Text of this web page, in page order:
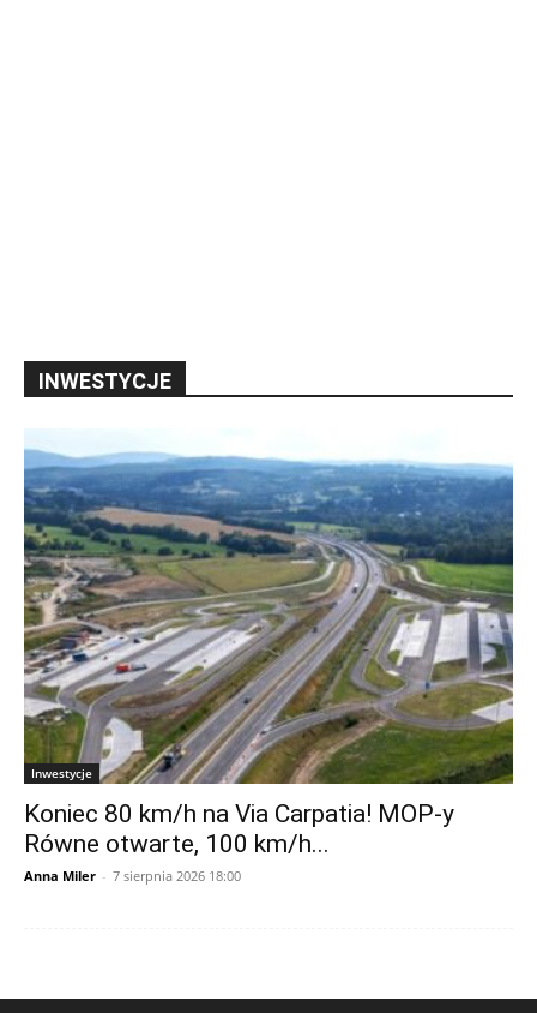
INWESTYCJE
Inwestycje
Koniec 80 km/h na Via Carpatia! MOP-y
Równe otwarte, 100 km/h...
Anna Miler - 7 sierpnia 2026 18:00